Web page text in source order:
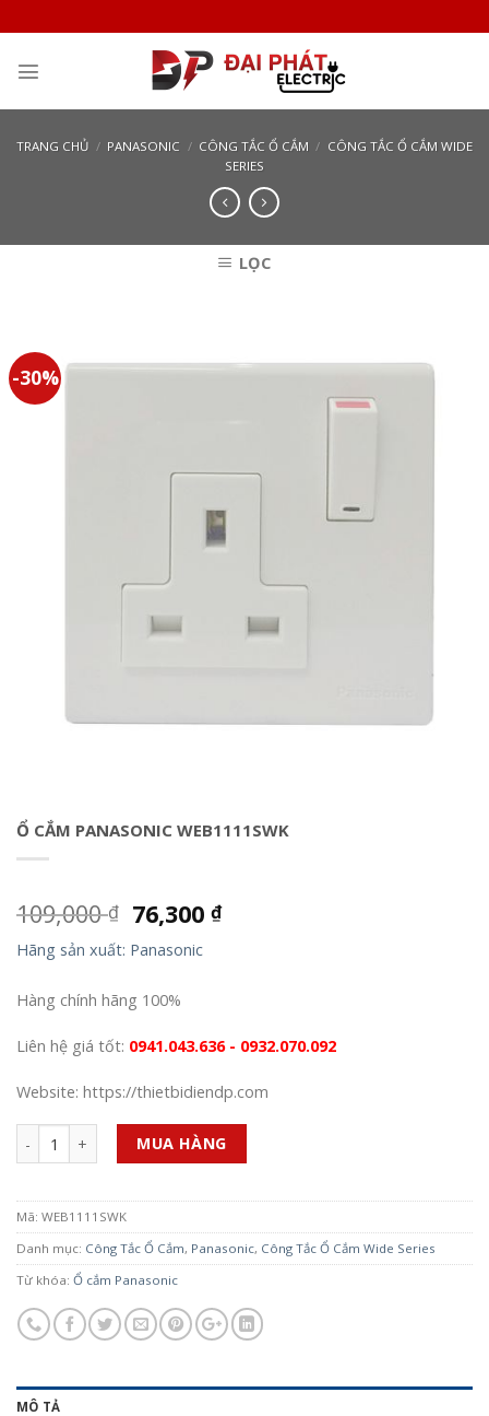
to
content
TRANG CHỦ / PANASONIC / CÔNG TẮC Ổ CẮM / CÔNG TẮC Ổ CẮM WIDE
SERIES
LỌC
-30%
Ổ CẮM PANASONIC WEB1111SWK
109,000₫ 76,300₫
Hãng sản xuất: Panasonic
Hàng chính hãng 100%
Liên hệ giá tốt: 0941.043.636 - 0932.070.092
Website: https://thietbidiendp.com
Số lượng MUA HÀNG
Mã: WEB1111SWK
Danh mục: Công Tắc Ổ Cắm, Panasonic, Công Tắc Ổ Cắm Wide Series
Từ khóa: Ổ cắm Panasonic
MÔ TẢ